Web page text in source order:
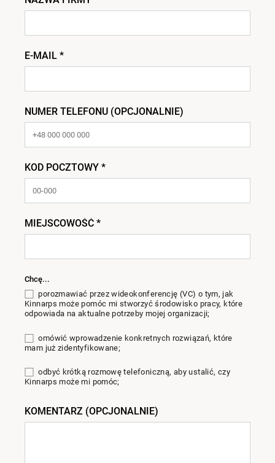
E-MAIL *
NUMER TELEFONU (OPCJONALNIE)
KOD POCZTOWY *
MIEJSCOWOŚĆ *
Chcę...
porozmawiać przez wideokonferencję (VC) o tym, jak
Kinnarps może pomóc mi stworzyć środowisko pracy, które
odpowiada na aktualne potrzeby mojej organizacji;
omówić wprowadzenie konkretnych rozwiązań, które
mam już zidentyfikowane;
odbyć krótką rozmowę telefoniczną, aby ustalić, czy
Kinnarps może mi pomóc;
KOMENTARZ (OPCJONALNIE)